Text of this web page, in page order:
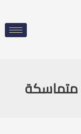
متماسكة